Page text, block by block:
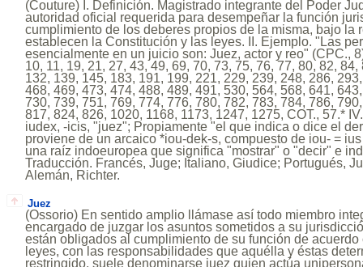
(Couture) I. Definición. Magistrado integrante del Poder
autoridad oficial requerida para desempeñar la función
cumplimiento de los deberes propios de la misma, bajo la
establecen la Constitución y las leyes. II. Ejemplo. "Las
esencialmente en un juicio son: Juez, actor y reo" (CPC.,
10, 11, 19, 21, 27, 43, 49, 69, 70, 73, 75, 76, 77, 80, 82,
132, 139, 145, 183, 191, 199, 221, 229, 239, 248, 286,
468, 469, 473, 474, 488, 489, 491, 530, 564, 568, 641,
730, 739, 751, 769, 774, 776, 780, 782, 783, 784, 786,
817, 824, 826, 1020, 1168, 1173, 1247, 1275, COT., 57.*
iudex, -icis, "juez"; Propiamente "el que indica o dice el
proviene de un arcaico *iou-dek-s, compuesto de iou- =
una raíz indoeuropea que significa "mostrar" o "decir" e
Traducción. Francés, Juge; Italiano, Giudice; Portugués,
Alemán, Richter.
Juez
(Ossorio) En sentido amplio llámase así todo miembro
encargado de juzgar los asuntos sometidos a su
están obligados al cumplimiento de su función de
leyes, con las responsabilidades que aquélla y éstas
restringido, suele denominarse juez quien actúa